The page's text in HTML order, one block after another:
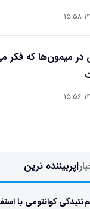
میمون‌ها که فکر
|پربیننده ترین
کوانتومی با